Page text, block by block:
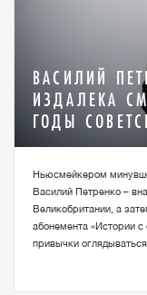
ВАСИЛИЙ
ИЗДАЛЕКА
ГОДЫ
Ньюсмейкером
Василий Петренко –
Великобритании, а
абонемента «Истории
привычки оглядываться